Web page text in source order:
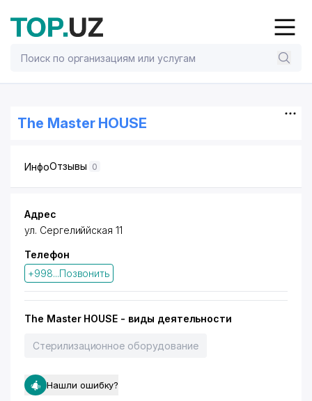
The Master HOUSE
ИнфоОтзывы 0
Адрес
ул. Сергелиййская 11
Телефон
+998...Позвонить
The Master HOUSE - виды деятельности
Стерилизационное оборудование
Нашли ошибку?